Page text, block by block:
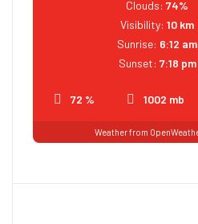
72 % 1002 mb
Clouds: 74%
Visibility: 10 km
Sunrise: 6:12 am
Sunset: 7:18 pm
Weather from